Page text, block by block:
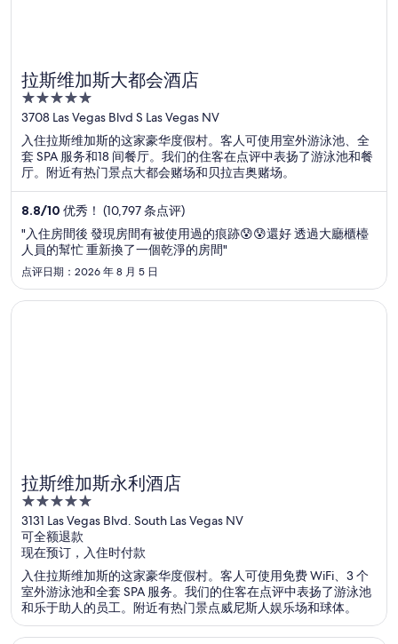
拉斯维加斯大都会酒店
5
out
of
5
3708 Las Vegas Blvd S Las Vegas NV
入住拉斯维加斯的这家豪华度假村。客人可使用室外游泳池、全
套 SPA 服务和18 间餐厅。我们的住客在点评中表扬了游泳池和餐
厅。附近有热门景点大都会赌场和贝拉吉奥赌场。
8.8/10 优秀！ (10,797 条点评)
"入住房間後 發現房間有被使用過的痕跡😰😰還好 透過大廳櫃檯
人員的幫忙 重新換了一個乾淨的房間"
点评日期：2026 年 8 月 5 日
拉斯维加斯永利酒店
5
out
of
5
3131 Las Vegas Blvd. South Las Vegas NV
可全额退款
现在预订，入住时付款
入住拉斯维加斯的这家豪华度假村。客人可使用免费 WiFi、3 个
室外游泳池和全套 SPA 服务。我们的住客在点评中表扬了游泳池
和乐于助人的员工。附近有热门景点威尼斯人娱乐场和球体。
在新窗口中打开
拉斯维加斯永利酒店